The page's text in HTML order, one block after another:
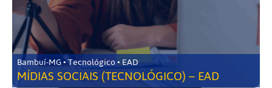
Bambuí-MG • Tecnológico • EAD
MÍDIAS SOCIAIS (TECNOLÓGICO) – EAD